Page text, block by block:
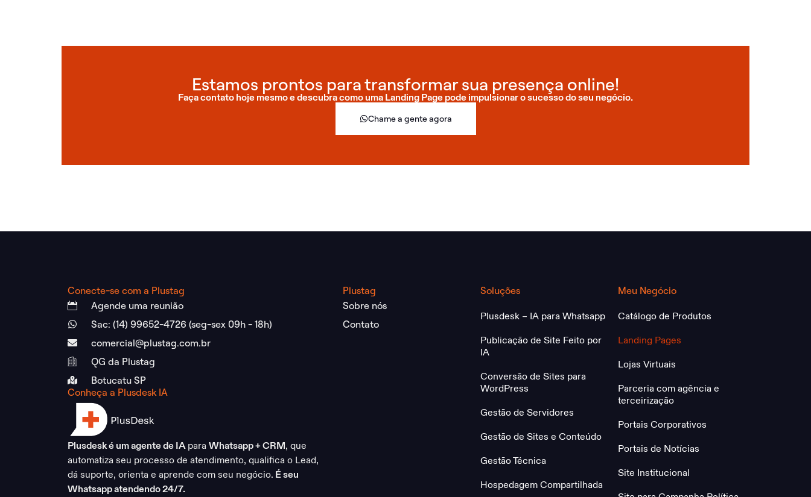
Estamos prontos para transformar sua presença online!
Faça contato hoje mesmo e descubra como uma Landing Page pode impulsionar o sucesso do seu negócio.
Chame a gente agora
Conecte-se com a Plustag
Agende uma reunião
Sac: (14) 99652-4726 (seg-sex 09h - 18h)
comercial@plustag.com.br
QG da Plustag
Botucatu SP
Conheça a Plusdesk IA
Plusdesk é um agente de IApara Whatsapp + CRM, que
automatiza seu processo de atendimento, qualifica o Lead,
dá suporte, orienta e aprende com seu negócio. É seu
Whatsapp atendendo 24/7.
Plustag
Sobre nós
Contato
Soluções
Plusdesk – IA para Whatsapp
Publicação de Site Feito por
IA
Conversão de Sites para
WordPress
Gestão de Servidores
Gestão de Sites e Conteúdo
Gestão Técnica
Hospedagem Compartilhada
Meu Negócio
Catálogo de Produtos
Landing Pages
Lojas Virtuais
Parceria com agência e
terceirização
Portais Corporativos
Portais de Notícias
Site Institucional